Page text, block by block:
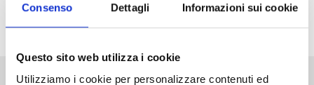
Consenso Dettagli Informazioni sui cookie
Questo sito web utilizza i cookie
Utilizziamo i cookie per personalizzare contenuti ed